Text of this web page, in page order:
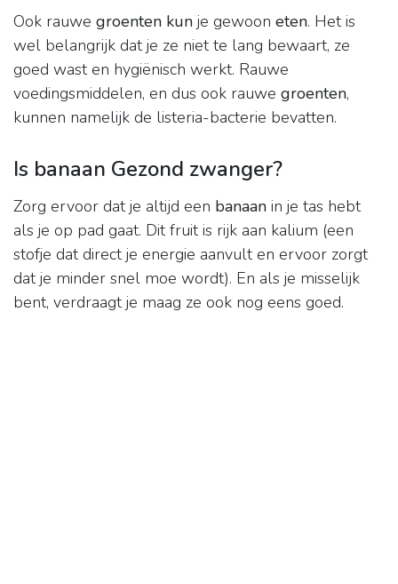
Ook rauwe groenten kun je gewoon eten. Het is
wel belangrijk dat je ze niet te lang bewaart, ze
goed wast en hygiënisch werkt. Rauwe
voedingsmiddelen, en dus ook rauwe groenten,
kunnen namelijk de listeria-bacterie bevatten.
Is banaan Gezond zwanger?
Zorg ervoor dat je altijd een banaan in je tas hebt
als je op pad gaat. Dit fruit is rijk aan kalium (een
stofje dat direct je energie aanvult en ervoor zorgt
dat je minder snel moe wordt). En als je misselijk
bent, verdraagt je maag ze ook nog eens goed.